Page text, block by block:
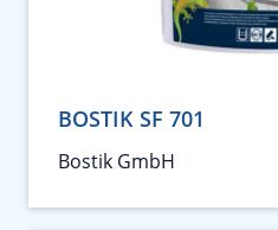
BOSTIK SF 701
Bostik GmbH